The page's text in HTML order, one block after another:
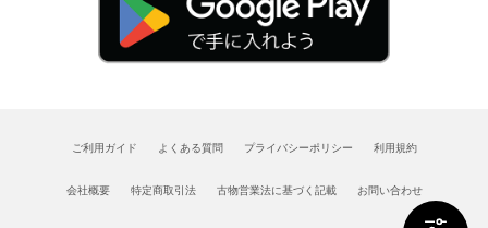
ご利用ガイド よくある質問 プライバシーポリシー 利用規約
会社概要 特定商取引法 古物営業法に基づく記載 お問い合わせ